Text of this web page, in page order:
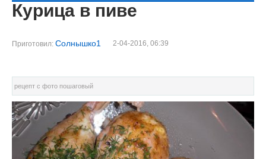
Курица в пиве
Приготовил: Солнышко1 2-04-2016, 06:39
рецепт с фото пошаговый